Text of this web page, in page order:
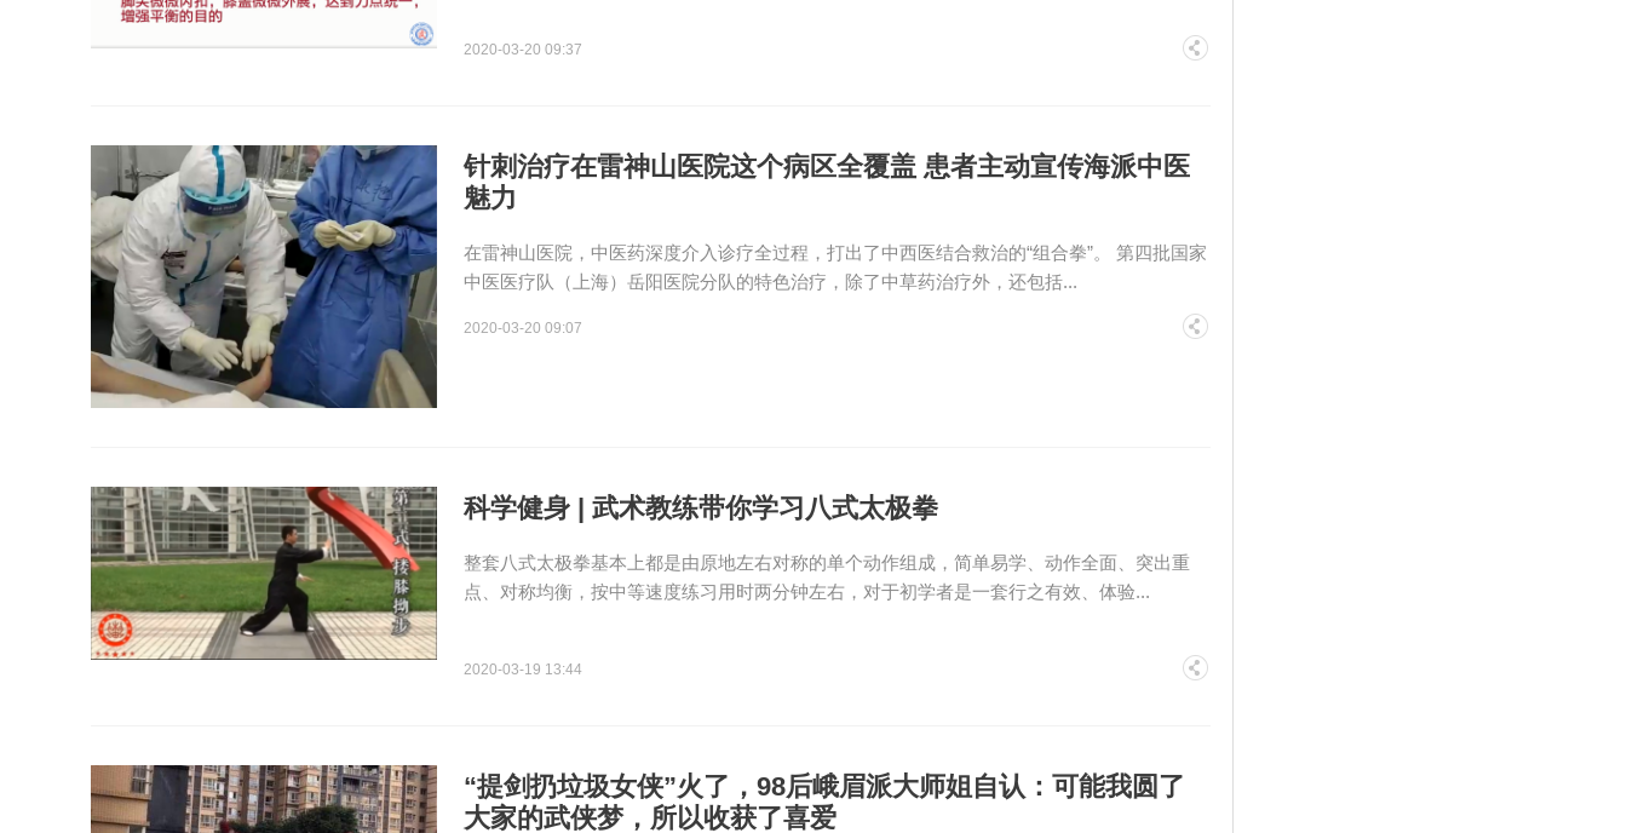
2020-03-20 09:37
针刺治疗在雷神山医院这个病区全覆盖 患者主动宣传海派中医
魅力
​在雷神山医院，中医药深度介入诊疗全过程，打出了中西医结合救治的“组合拳”。 第四批国家
中医医疗队（上海）岳阳医院分队的特色治疗，除了中草药治疗外，还包括...
2020-03-20 09:07
科学健身 | 武术教练带你学习八式太极拳
整套八式太极拳基本上都是由原地左右对称的单个动作组成，简单易学、动作全面、突出重
点、对称均衡，按中等速度练习用时两分钟左右，对于初学者是一套行之有效、体验...
2020-03-19 13:44
“提剑扔垃圾女侠”火了，98后峨眉派大师姐自认：可能我圆了
大家的武侠梦，所以收获了喜爱